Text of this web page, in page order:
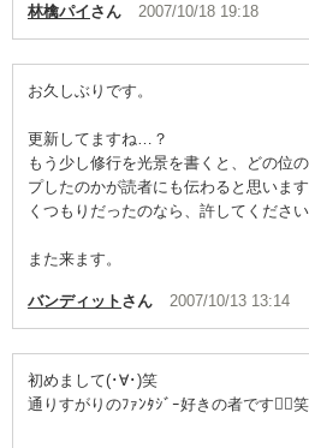
林檎パイさん 2007/10/18 19:18
お久しぶりです。
更新してますね…？
もう少し修行を光景を書くと、どの位
プしたのかが読者にも伝わると思いま
くつもりだったのなら、許してください
また来ます。
バンディット さん 2007/10/13 13:14
初めまして(･∀･)笑
通りすがりのﾌｧﾝﾀｼﾞｰ好きの者です笑